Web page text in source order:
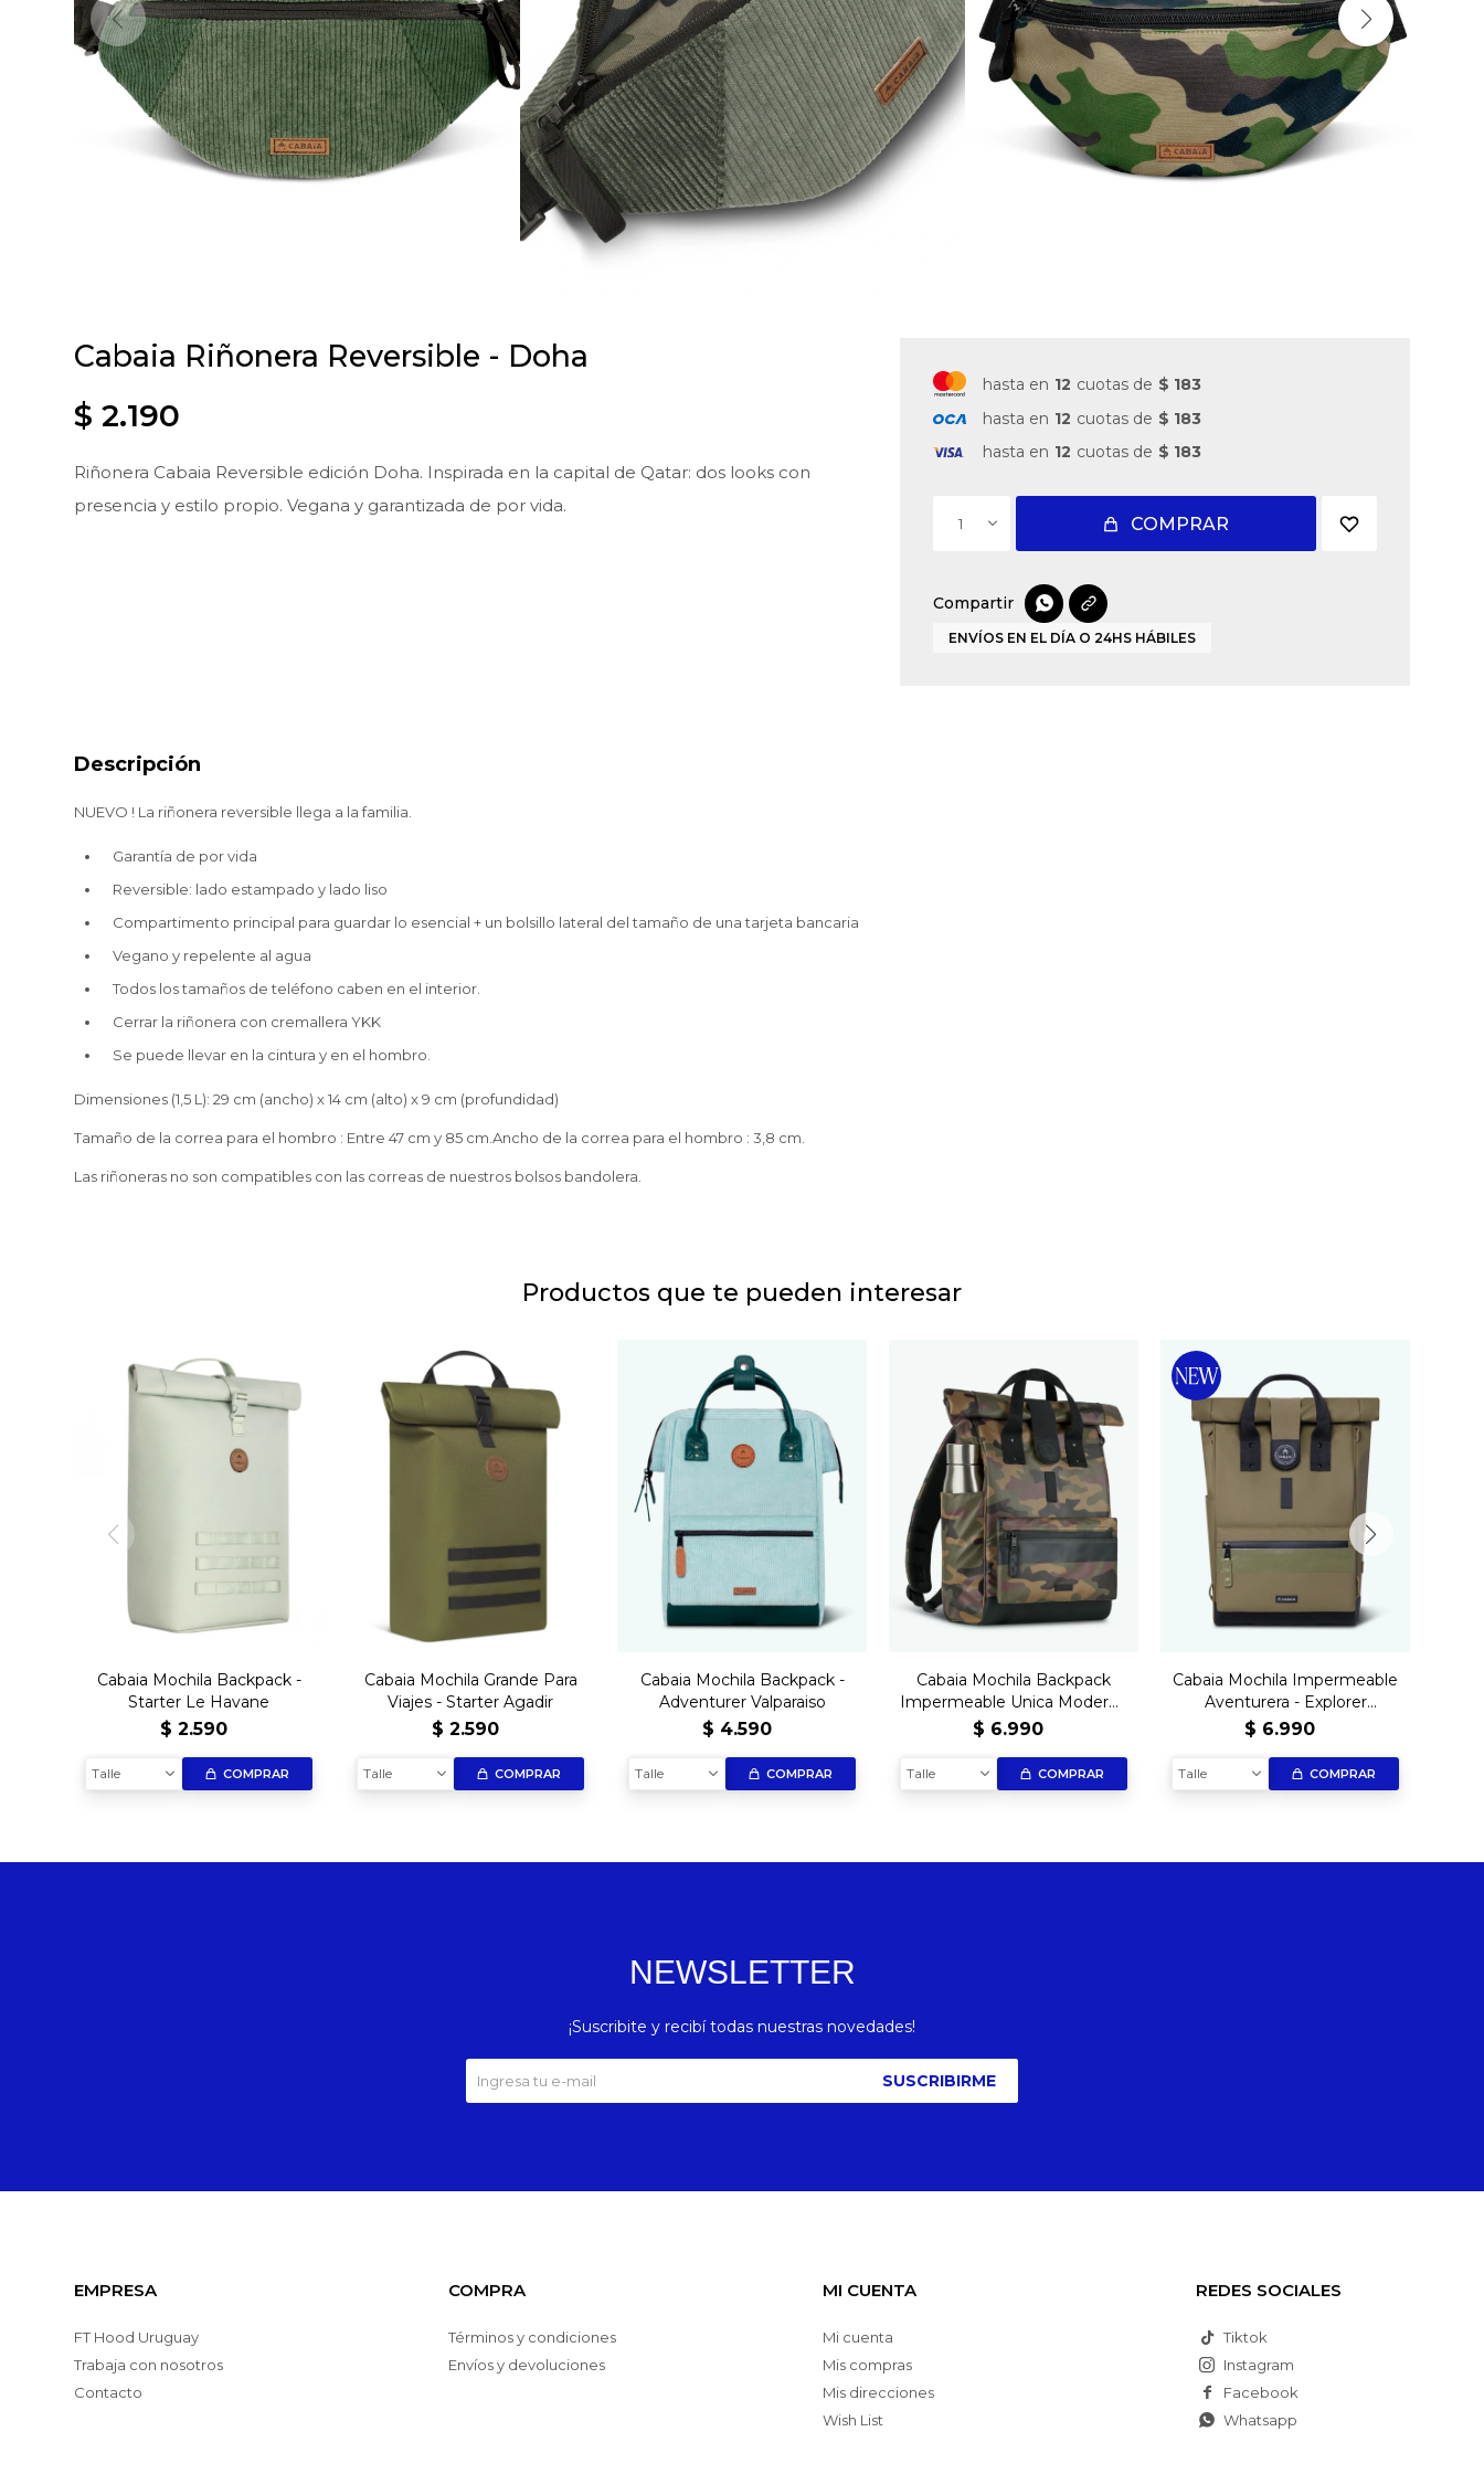
Cabaia Riñonera Reversible - Doha
$ 2.190
Riñonera Cabaia Reversible edición Doha. Inspirada en la capital de Qatar: dos looks con
presencia y estilo propio. Vegana y garantizada de por vida.
hasta en 12 cuotas de $ 183
hasta en 12 cuotas de $ 183
hasta en 12 cuotas de $ 183
1 COMPRAR

ENVÍOS EN EL DÍA O 24HS HÁBILES
Descripción
NUEVO ! La riñonera reversible llega a la familia.
Garantía de por vida
Reversible: lado estampado y lado liso
Compartimento principal para guardar lo esencial + un bolsillo lateral del tamaño de una tarjeta bancaria
Vegano y repelente al agua
Todos los tamaños de teléfono caben en el interior.
Cerrar la riñonera con cremallera YKK
Se puede llevar en la cintura y en el hombro.
Dimensiones (1,5 L): 29 cm (ancho) x 14 cm (alto) x 9 cm (profundidad)
Tamaño de la correa para el hombro : Entre 47 cm y 85 cm.Ancho de la correa para el hombro : 3,8 cm.
Las riñoneras no son compatibles con las correas de nuestros bolsos bandolera.
Productos que te pueden interesar
Cabaia Mochila Backpack -
Starter Le Havane
$ 2.590
Talle COMPRAR
Cabaia Mochila Grande Para
Viajes - Starter Agadir
$ 2.590
Talle COMPRAR
Cabaia Mochila Backpack -
Adventurer Valparaiso
$ 4.590
Talle COMPRAR
Cabaia Mochila Backpack
Impermeable Unica Moderna
Garantia De Por Vida -
$ 6.990
Talle COMPRAR
Cabaia Mochila Impermeable
Aventurera - Explorer
Grenoble
$ 6.990
Talle COMPRAR
EMPRESA
FT Hood Uruguay
Trabaja con nosotros
Contacto
COMPRA
Términos y condiciones
Envíos y devoluciones
MI CUENTA
Mi cuenta
Mis compras
Mis direcciones
Wish List
REDES SOCIALES
Tiktok
Facebook
Instagram
Whatsapp
NEWSLETTER
¡Suscribite y recibí todas nuestras novedades!
SUSCRIBIRME